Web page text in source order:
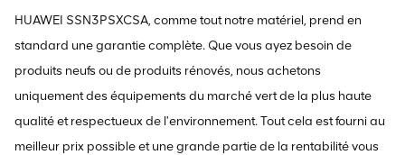
HUAWEI SSN3PSXCSA, comme tout notre matériel, prend en
standard une garantie complète. Que vous ayez besoin de
produits neufs ou de produits rénovés, nous achetons
uniquement des équipements du marché vert de la plus haute
qualité et respectueux de l'environnement. Tout cela est fourni au
meilleur prix possible et une grande partie de la rentabilité vous